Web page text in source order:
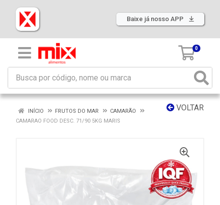
Baixe já nosso APP
0
VOLTAR
INÍCIO FRUTOS DO MAR
CAMARÃO
CAMARAO FOOD DESC. 71/90 5KG MARIS